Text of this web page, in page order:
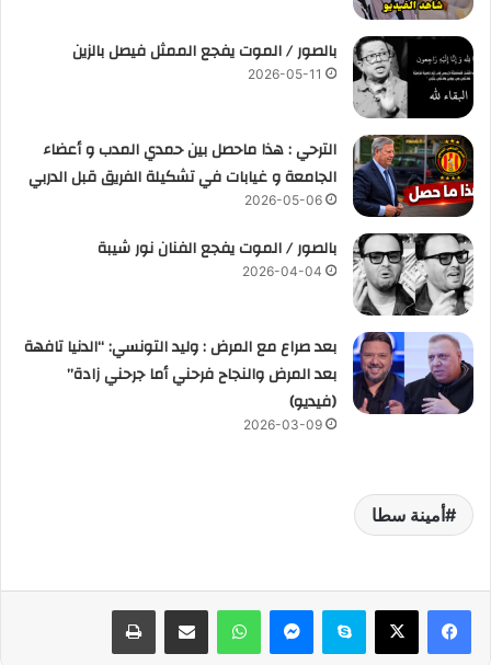
بالصور / الموت يفجع الممثل فيصل بالزين
2026-05-11
الترحي : هذا ماحصل بين حمدي المدب و أعضاء
الجامعة و غيابات في تشكيلة الفريق قبل الدربي
2026-05-06
بالصور / الموت يفجع الفنان نور شيبة
2026-04-04
بعد صراع مع المرض : وليد التونسي: “الدنيا تافهة
بعد المرض والنجاح فرحني أما جرحني زادة”
(فيديو)
2026-03-09
أمينة سطا
فيسبوك سكايب واتساب